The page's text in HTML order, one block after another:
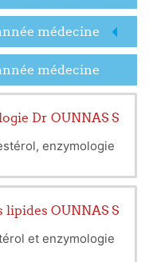
médecine
médecine
Dr OUNNAS S
enzymologie
OUNNAS S
et enzymologie